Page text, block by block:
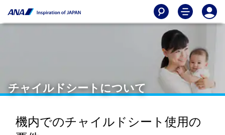
チャイルドシートについて
機内でのチャイルドシート使用の